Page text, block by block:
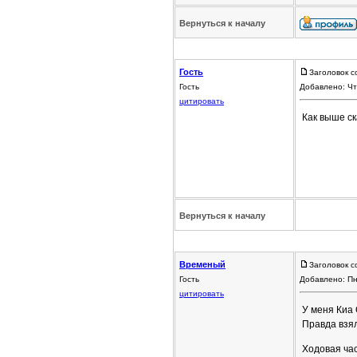
Вернуться к началу
Гость
Гость
цитировать
Заголовок
Добавлено:
Как выше
Вернуться к началу
Временый
Гость
цитировать
Заголовок
Добавлено:
У меня Киа
Правда
Ходовая